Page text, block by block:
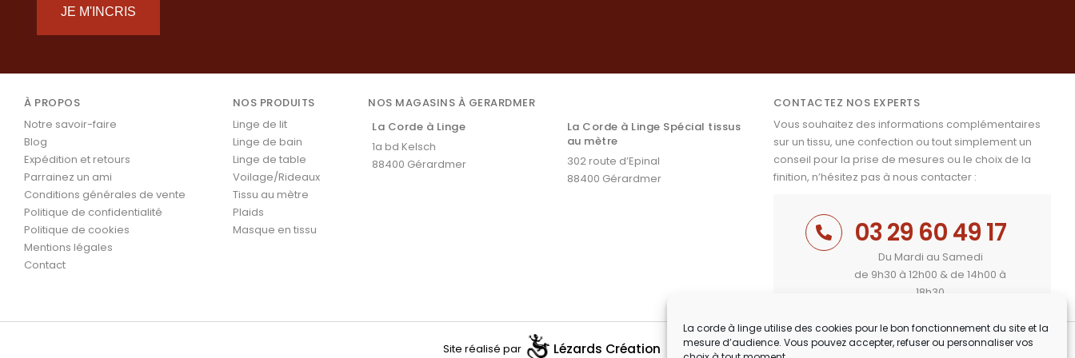
La corde à linge utilise des cookies pour le bon fonctionnement du site et la
mesure d’audience. Vous pouvez accepter, refuser ou personnaliser vos
JE M'INCRIS
À PROPOS
Notre savoir-faire
Blog
Expédition et retours
Parrainez un ami
Conditions générales de vente
Politique de confidentialité
Politique de cookies
Mentions légales
Contact
NOS PRODUITS
Linge de lit
Linge de bain
Linge de table
Voilage/Rideaux
Tissu au mètre
Plaids
Masque en tissu
NOS MAGASINS À GERARDMER
La Corde à Linge
1a bd Kelsch
88400 Gérardmer
La Corde à Linge Spécial tissus
au mètre
302 route d’Epinal
88400 Gérardmer
CONTACTEZ NOS EXPERTS
Vous souhaitez des informations complémentaires
sur un tissu, une confection ou tout simplement un
conseil pour la prise de mesures ou le choix de la
finition, n’hésitez pas à nous contacter :
03 29 60 49 17
Du Mardi au Samedi
de 9h30 à 12h00 & de 14h00 à
18h30
Site réalisé par Lézards Création